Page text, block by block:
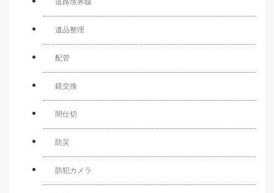
遺品整理
配管
鏡交換
間仕切
防災
防犯カメラ